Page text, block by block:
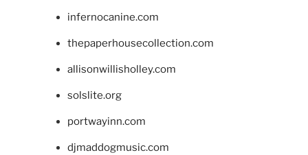
infernocanine.com
thepaperhousecollection.com
allisonwillisholley.com
solslite.org
portwayinn.com
djmaddogmusic.com